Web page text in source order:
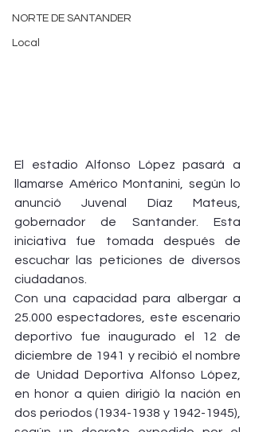
NORTE DE SANTANDER
Local
El estadio Alfonso López pasará a
llamarse Américo Montanini, según lo
anunció Juvenal Díaz Mateus,
gobernador de Santander. Esta
iniciativa fue tomada después de
escuchar las peticiones de diversos
ciudadanos.
Con una capacidad para albergar a
25.000 espectadores, este escenario
deportivo fue inaugurado el 12 de
diciembre de 1941 y recibió el nombre
de Unidad Deportiva Alfonso López,
en honor a quien dirigió la nación en
dos periodos (1934-1938 y 1942-1945),